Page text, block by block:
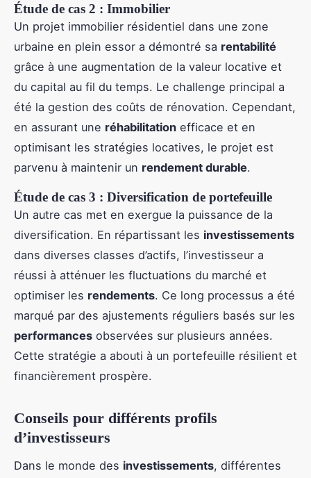
Étude de cas 2 : Immobilier
Un projet immobilier résidentiel dans une zone
urbaine en plein essor a démontré sa rentabilité
grâce à une augmentation de la valeur locative et
du capital au fil du temps. Le challenge principal a
été la gestion des coûts de rénovation. Cependant,
en assurant une réhabilitation efficace et en
optimisant les stratégies locatives, le projet est
parvenu à maintenir un rendement durable.
Étude de cas 3 : Diversification de portefeuille
Un autre cas met en exergue la puissance de la
diversification. En répartissant les investissements
dans diverses classes d’actifs, l’investisseur a
réussi à atténuer les fluctuations du marché et
optimiser les rendements. Ce long processus a été
marqué par des ajustements réguliers basés sur les
performances observées sur plusieurs années.
Cette stratégie a abouti à un portefeuille résilient et
financièrement prospère.
Conseils pour différents profils
d’investisseurs
Dans le monde des investissements, différentes